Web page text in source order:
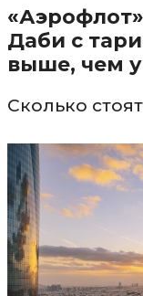
Даби с
выше, чем
Сколько